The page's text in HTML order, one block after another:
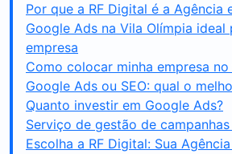
Por que a RF Digital é a Agência
Google Ads na Vila Olímpia ideal
empresa
Como colocar minha empresa
Google Ads ou SEO: qual o
Quanto investir em Google Ads?
Serviço de gestão de
Escolha a RF Digital: Sua